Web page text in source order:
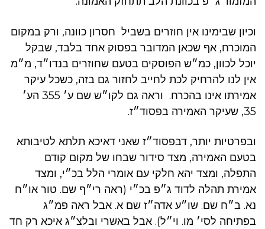
וכיון שבימינו אין חוזרים בשביל חסרון כוונה, ורק במקום
המוכרח, אף שכאן המדובר בפסוק אחד בלבד, שבקל
יוכל לכוון, כמ״ש הפוסקים בטעם שחוזרים בנדו״ד, מ״מ
אין לנו להרחיק לכת לחייב לחזור גם בזה, כשכל עיקר
אמירתו אינו בהכרח. וראה גם לקו״ש שם ע׳ 355 הע׳
35, שעיקר האמירה בפסוד״ז.
ובפרטיות יותר, דבפסוד״ז שאני דאיכא תלתא לטיבותא
בטעם האמירה, מצד סידור שבחו של מקום קודם
התפלה, ומצד יהא חלקי עם אומרי הלל בכ״י, ומצד
אמירת תהלה לדוד ג״פ בכ״י (ראה רי״ף שם. טור או״ח
נא. ב״ח שם. שו״ע אדה״ז שם א. אבל ראה פמ״ג
בפתיחה לסי׳ מו. וי״ל). אבל באשרי ובלצ״ג איכא רק חד